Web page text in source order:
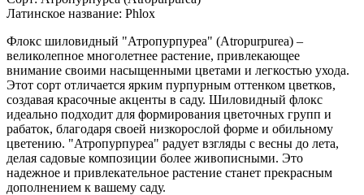
Латинское название: Phlox
Флокс шиловидный "Атропурпуреа" (Atropurpurea) –
великолепное многолетнее растение, привлекающее
внимание своими насыщенными цветами и легкостью ухода.
Этот сорт отличается ярким пурпурным оттенком цветков,
создавая красочные акценты в саду. Шиловидный флокс
идеально подходит для формирования цветочных групп и
рабаток, благодаря своей низкорослой форме и обильному
цветению. "Атропурпуреа" радует взгляды с весны до лета,
делая садовые композиции более живописными. Это
надежное и привлекательное растение станет прекрасным
дополнением к вашему саду.